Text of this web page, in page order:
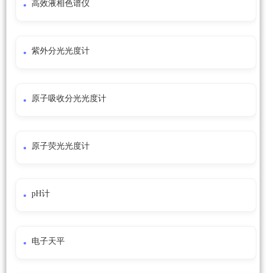
高效液相色谱仪
紫外分光光度计
原子吸收分光光度计
原子荧光光度计
pH计
电子天平